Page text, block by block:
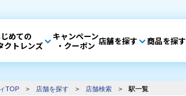
めての
クトレンズ
キャンペーン
・クーポン 店舗を探す 商品を探す
TOP > 店舗を探す > 店舗検索 > 駅一覧